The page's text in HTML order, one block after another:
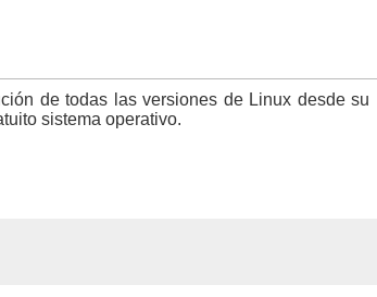
de todas las versiones de Linux desde su
sistema operativo.